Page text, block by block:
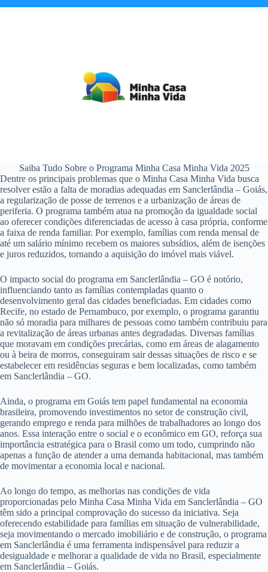
Saiba Tudo Sobre o Programa Minha Casa Minha Vida 2025
Dentre os principais problemas que o Minha Casa Minha Vida busca
resolver estão a falta de moradias adequadas em Sanclerlândia – Goiás,
a regularização de posse de terrenos e a urbanização de áreas de
periferia. O programa também atua na promoção da igualdade social
ao oferecer condições diferenciadas de acesso à casa própria, conforme
a faixa de renda familiar. Por exemplo, famílias com renda mensal de
até um salário mínimo recebem os maiores subsídios, além de isenções
e juros reduzidos, tornando a aquisição do imóvel mais viável.
O impacto social do programa em Sanclerlândia – GO é notório,
influenciando tanto as famílias contempladas quanto o
desenvolvimento geral das cidades beneficiadas. Em cidades como
Recife, no estado de Pernambuco, por exemplo, o programa garantiu
não só moradia para milhares de pessoas como também contribuiu para
a revitalização de áreas urbanas antes degradadas. Diversas famílias
que moravam em condições precárias, como em áreas de alagamento
ou à beira de morros, conseguiram sair dessas situações de risco e se
estabelecer em residências seguras e bem localizadas, como também
em Sanclerlândia – GO.
Ainda, o programa em Goiás tem papel fundamental na economia
brasileira, promovendo investimentos no setor de construção civil,
gerando emprego e renda para milhões de trabalhadores ao longo dos
anos. Essa interação entre o social e o econômico em GO, reforça sua
importância estratégica para o Brasil como um todo, cumprindo não
apenas a função de atender a uma demanda habitacional, mas também
de movimentar a economia local e nacional.
Ao longo do tempo, as melhorias nas condições de vida
proporcionadas pelo Minha Casa Minha Vida em Sanclerlândia – GO
têm sido a principal comprovação do sucesso da iniciativa. Seja
oferecendo estabilidade para famílias em situação de vulnerabilidade,
seja movimentando o mercado imobiliário e de construção, o programa
em Sanclerlândia é uma ferramenta indispensável para reduzir a
desigualdade e melhorar a qualidade de vida no Brasil, especialmente
em Sanclerlândia – Goiás.